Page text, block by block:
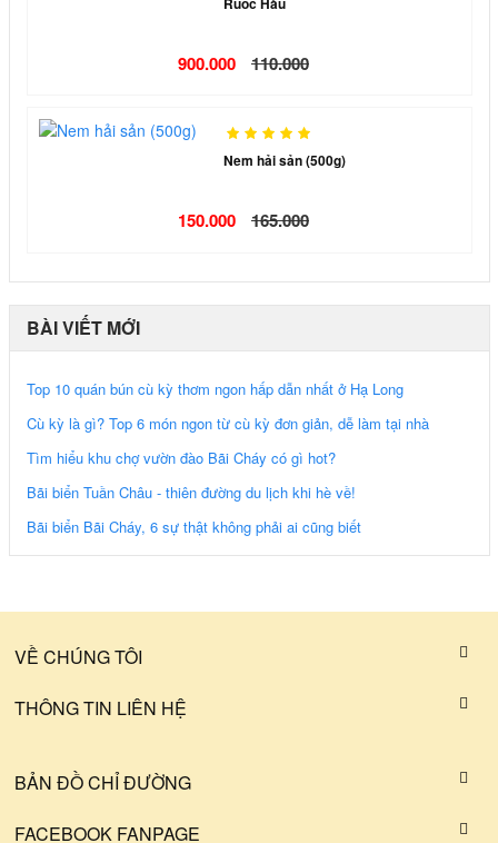
900.000 110.000
Nem hải sản (500g)
150.000 165.000
BÀI VIẾT MỚI
Top 10 quán bún cù kỳ thơm ngon hấp dẫn nhất ở Hạ Long
Cù kỳ là gì? Top 6 món ngon từ cù kỳ đơn giản, dễ làm tại nhà
Tìm hiểu khu chợ vườn đào Bãi Cháy có gì hot?
Bãi biển Tuần Châu - thiên đường du lịch khi hè về!
Bãi biển Bãi Cháy, 6 sự thật không phải ai cũng biết
VỀ CHÚNG TÔI
THÔNG TIN LIÊN HỆ
BẢN ĐỒ CHỈ ĐƯỜNG
FACEBOOK FANPAGE